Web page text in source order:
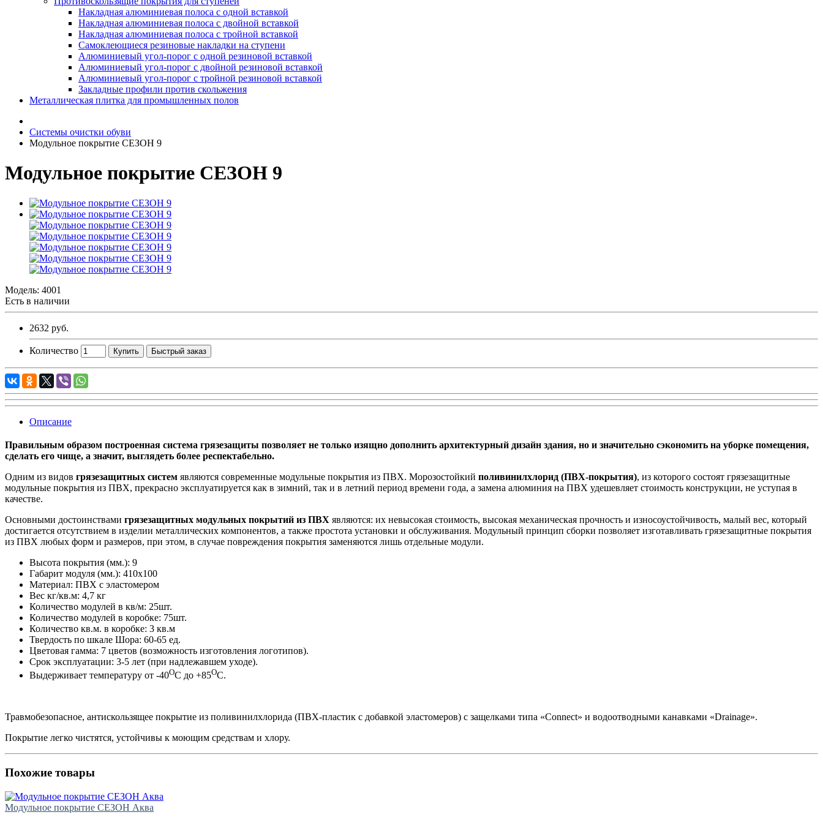
Накладная алюминиевая полоса с одной вставкой
Накладная алюминиевая полоса с двойной вставкой
Накладная алюминиевая полоса с тройной вставкой
Самоклеющиеся резиновые накладки на ступени
Алюминиевый угол-порог с одной резиновой вставкой
Алюминиевый угол-порог с двойной резиновой вставкой
Алюминиевый угол-порог с тройной резиновой вставкой
Закладные профили против скольжения
Металлическая плитка для промышленных полов
Системы очистки обуви
Модульное покрытие СЕЗОН 9
Модульное покрытие СЕЗОН 9
Модель: 4001
Есть в наличии
2632 руб.
Количество Купить Быстрый заказ
Описание
Правильным образом построенная система грязезащиты позволяет не только изящно дополнить архитектурный дизайн здания, но и значительно сэкономить на уборке помещения,
сделать его чище, а значит, выглядеть более респектабельно.
Одним из видов грязезащитных систем являются современные модульные покрытия из ПВХ. Морозостойкий поливинилхлорид (ПВХ-покрытия), из которого состоят грязезащитные
модульные покрытия из ПВХ, прекрасно эксплуатируется как в зимний, так и в летний период времени года, а замена алюминия на ПВХ удешевляет стоимость конструкции, не уступая в
качестве.
Основными достоинствами грязезащитных модульных покрытий из ПВХ являются: их невысокая стоимость, высокая механическая прочность и износоустойчивость, малый вес, который
достигается отсутствием в изделии металлических компонентов, а также простота установки и обслуживания. Модульный принцип сборки позволяет изготавливать грязезащитные покрытия
из ПВХ любых форм и размеров, при этом, в случае повреждения покрытия заменяются лишь отдельные модули.
Высота покрытия (мм.): 9
Габарит модуля (мм.): 410х100
Материал: ПВХ с эластомером
Вес кг/кв.м: 4,7 кг
Количество модулей в кв/м: 25шт.
Количество модулей в коробке: 75шт.
Количество кв.м. в коробке: 3 кв.м
Твердость по шкале Шора: 60-65 ед.
Цветовая гамма: 7 цветов (возможность изготовления логотипов).
Срок эксплуатации: 3-5 лет (при надлежавшем уходе).
Выдерживает температуру от -40OС до +85OС.
Травмобезопасное, антискользящее покрытие из поливинилхлорида (ПВХ-пластик с добавкой эластомеров) с защелками типа «Connect» и водоотводными канавками «Drainage».
Покрытие легко чистятся, устойчивы к моющим средствам и хлору.
Похожие товары
Модульное покрытие СЕЗОН Аква